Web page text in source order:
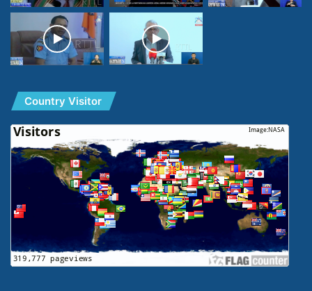
Country Visitor